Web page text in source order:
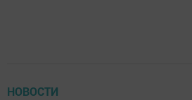
НОВОСТИ